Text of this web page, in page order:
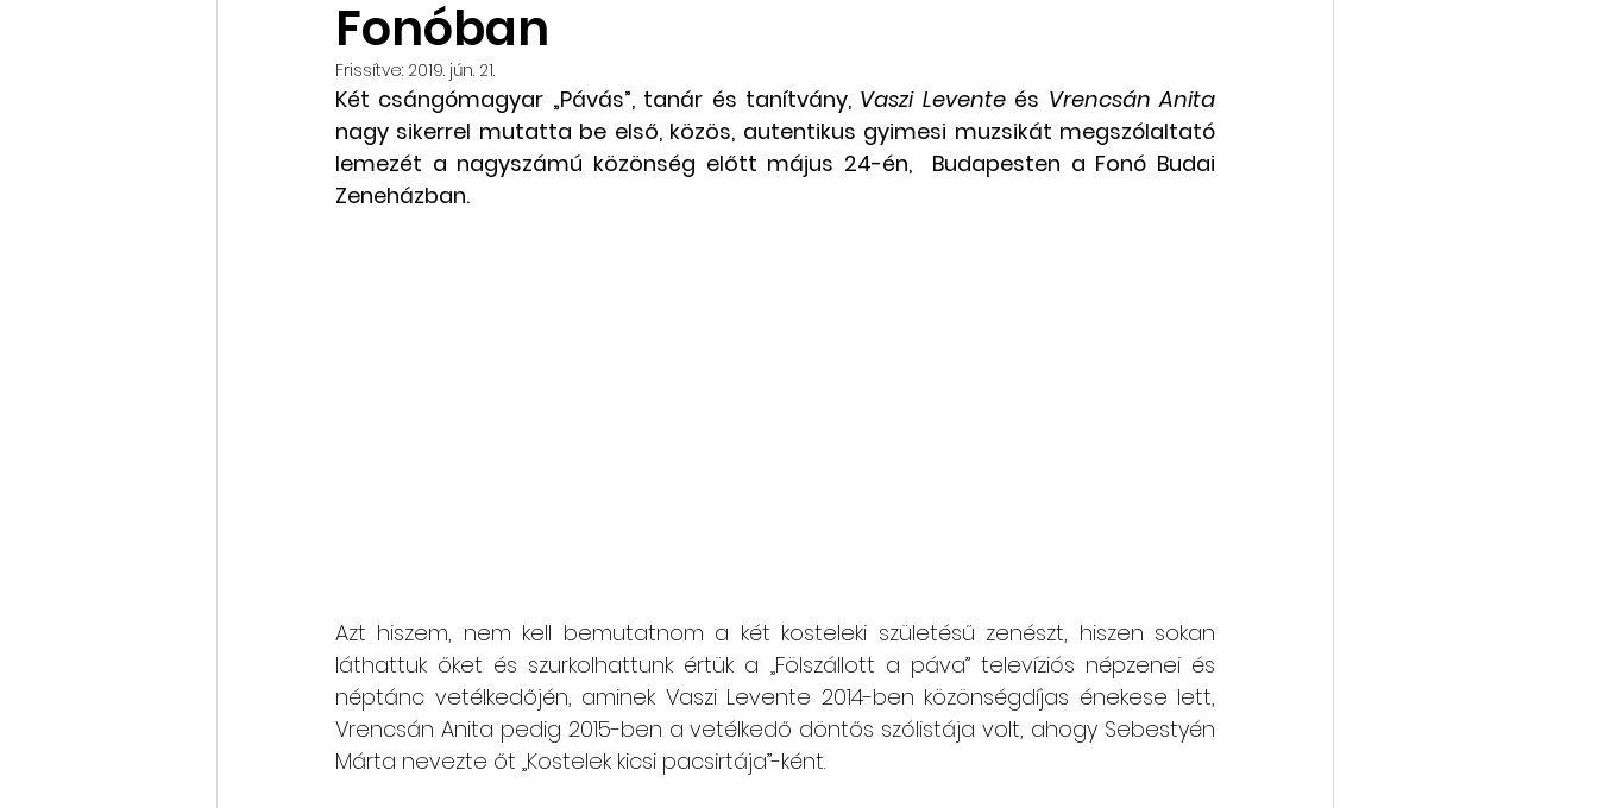
Keresztgyerekek levélcíme
Rólunk szól: cikkek, videók Csángó témájú könyv, videó Utazások Moldvába Galéria
Fonóban
Frissítve: 2019. jún. 21.
Két csángómagyar „Pávás”, tanár és tanítvány, Vaszi Levente és Vrencsán Anita
nagy sikerrel mutatta be első, közös, autentikus gyimesi muzsikát megszólaltató
lemezét a nagyszámú közönség előtt május 24-én,  Budapesten a Fonó Budai
Zeneházban.
Azt hiszem, nem kell bemutatnom a két kosteleki születésű zenészt, hiszen sokan
láthattuk őket és szurkolhattunk értük a „Fölszállott a páva” televíziós népzenei és
néptánc vetélkedőjén, aminek Vaszi Levente 2014-ben közönségdíjas énekese lett,
Vrencsán Anita pedig 2015-ben a vetélkedő döntős szólistája volt, ahogy Sebestyén
Márta nevezte őt „Kostelek kicsi pacsirtája”-ként.